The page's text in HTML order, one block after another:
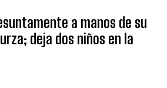
a manos de su
deja dos niños en la